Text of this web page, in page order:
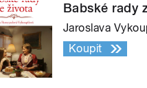
Babské rady
Jaroslava
Koupit